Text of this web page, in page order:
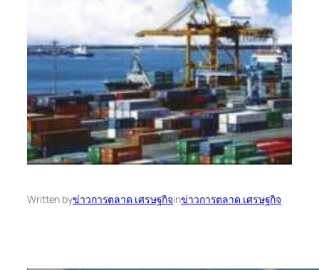
Written byข่าวการตลาด เศรษฐกิจinข่าวการตลาด เศรษฐกิจ